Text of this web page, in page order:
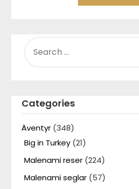
FOR:
Categories
Äventyr (348)
Big in Turkey (21)
Malenami reser (224)
Malenami seglar (57)